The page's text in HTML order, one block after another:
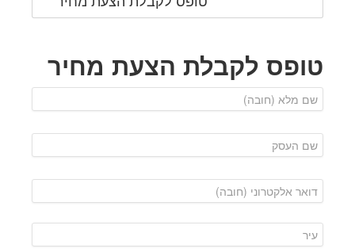
טופס לקבלת הצעת מחיר